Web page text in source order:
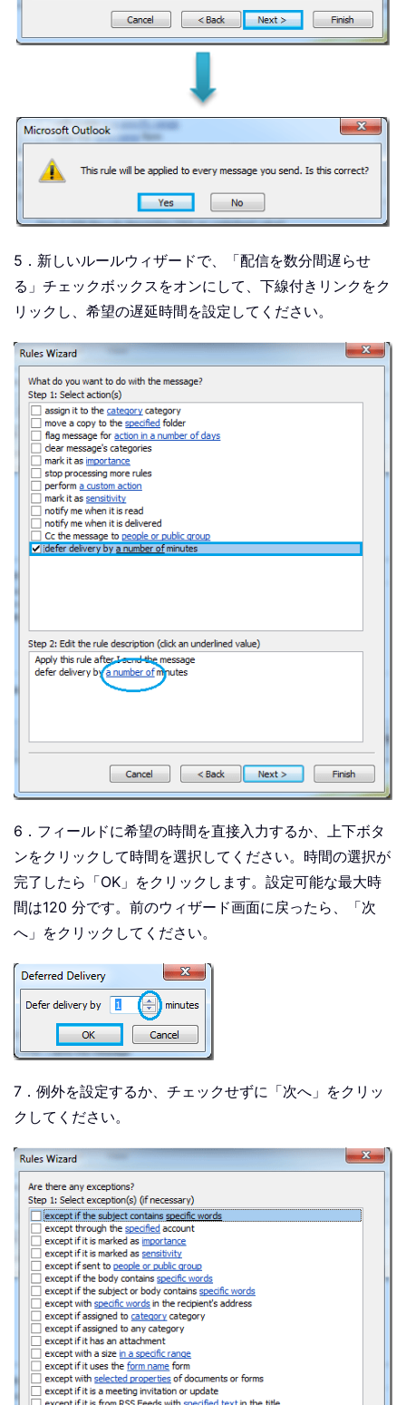
5．新しいルールウィザードで、「配信を数分間遅らせ
る」チェックボックスをオンにして、下線付きリンクをク
リックし、希望の遅延時間を設定してください。
6．フィールドに希望の時間を直接入力するか、上下ボタ
ンをクリックして時間を選択してください。時間の選択が
完了したら「OK」をクリックします。設定可能な最大時
間は120 分です。前のウィザード画面に戻ったら、「次
へ」をクリックしてください。
7．例外を設定するか、チェックせずに「次へ」をクリッ
クしてください。